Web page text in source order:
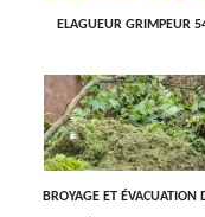
ELAGUEUR GRIMPEUR
BROYAGE ET ÉVACUATION